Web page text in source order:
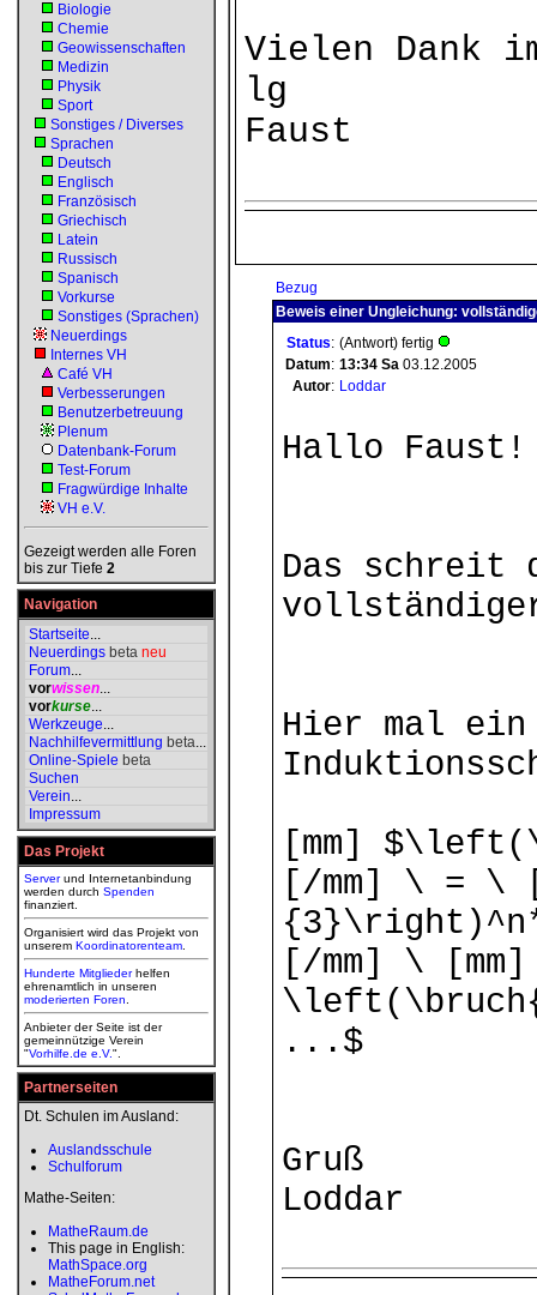
Biologie
Chemie
Geowissenschaften
Medizin
Physik
Sport
Sonstiges / Diverses
Sprachen
Deutsch
Englisch
Französisch
Griechisch
Latein
Russisch
Spanisch
Vorkurse
Sonstiges (Sprachen)
Neuerdings
Internes VH
Café VH
Verbesserungen
Benutzerbetreuung
Plenum
Datenbank-Forum
Test-Forum
Fragwürdige Inhalte
VH e.V.
Gezeigt werden alle Foren
bis zur Tiefe 2
Navigation
Startseite...
Neuerdings beta neu
Forum...
vorwissen...
vorkurse...
Werkzeuge...
Nachhilfevermittlung beta...
Online-Spiele beta
Suchen
Verein...
Impressum
Das Projekt
Serverund Internetanbindung
werden durch Spenden
finanziert.
Organisiert wird das Projekt von
unserem Koordinatorenteam
Hunderte Mitgliederhelfen
ehrenamtlich in unseren
moderierten Foren
Anbieter der Seite ist der
gemeinnützige Verein
"Vorhilfe.de e.V.".
Partnerseiten
Dt. Schulen im Ausland:
Auslandsschule
Schulforum
Mathe-Seiten:
MatheRaum.de
This page in English:
MathSpace.org
MatheForum.net
Vielen Dank
lg
Faust
Bezug
Beweis einer Ungleichung:
Status: (Antwort) fertig
Datum: 13:34 Sa 03.12.2005
Autor: Loddar
Hallo Faust!
Das schreit
Hier mal
[mm]
[/mm] \ = \
[/mm] \
...$
Gruß
Loddar